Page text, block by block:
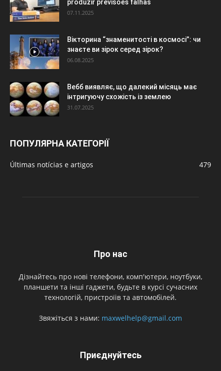
produzir previsões falhas
07.11.2025
Вікторина “знаменитості в космосі”: чи
знаєте ви зірок серед зірок?
06.08.2025
Вебб виявляє, що далекий місяць має
інтригуючу схожість із землею
31.07.2025
ПОПУЛЯРНА КАТЕГОРІЇ
Últimas notícias e artigos 479
Про нас
Дізнайтесь про нові телефони, комп'ютери, ноутбуки,
планшети та інші гаджети, будьте в курсі сучасних
технологій, пристроїів та автомобілей.
Звяжіться з нами: maxwelhelp@gmail.com
Приєднуйтесь